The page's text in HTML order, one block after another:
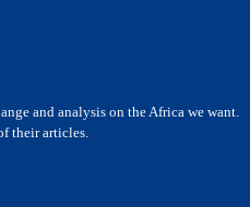
and analysis on the Africa we want.
their articles.